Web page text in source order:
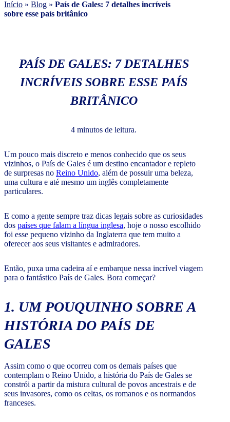
Início » Blog » País de Gales: 7 detalhes incríveis
sobre esse país britânico
PAÍS DE GALES: 7 DETALHES
INCRÍVEIS SOBRE ESSE PAÍS
BRITÂNICO
4 minutos de leitura.
Um pouco mais discreto e menos conhecido que os seus
vizinhos, o País de Gales é um destino encantador e repleto
de surpresas no Reino Unido, além de possuir uma beleza,
uma cultura e até mesmo um inglês completamente
particulares.
E como a gente sempre traz dicas legais sobre as curiosidades
dos países que falam a língua inglesa, hoje o nosso escolhido
foi esse pequeno vizinho da Inglaterra que tem muito a
oferecer aos seus visitantes e admiradores.
Então, puxa uma cadeira aí e embarque nessa incrível viagem
para o fantástico País de Gales. Bora começar?
1. UM POUQUINHO SOBRE A
HISTÓRIA DO PAÍS DE
GALES
Assim como o que ocorreu com os demais países que
contemplam o Reino Unido, a história do País de Gales se
constrói a partir da mistura cultural de povos ancestrais e de
seus invasores, como os celtas, os romanos e os normandos
franceses.